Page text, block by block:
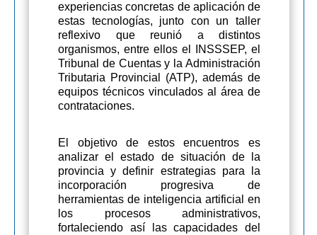
experiencias concretas de aplicación de
estas tecnologías, junto con un taller
reflexivo que reunió a distintos
organismos, entre ellos el INSSSEP, el
Tribunal de Cuentas y la Administración
Tributaria Provincial (ATP), además de
equipos técnicos vinculados al área de
contrataciones.
El objetivo de estos encuentros es
analizar el estado de situación de la
provincia y definir estrategias para la
incorporación progresiva de
herramientas de inteligencia artificial en
los procesos administrativos,
fortaleciendo así las capacidades del